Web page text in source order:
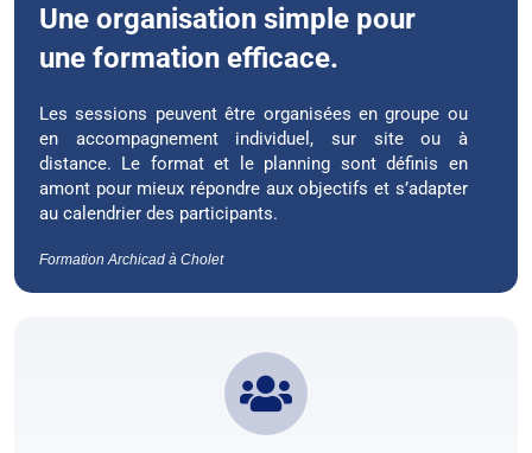
Une organisation simple pour
une formation efficace.
Les sessions peuvent être organisées en groupe ou
en accompagnement individuel, sur site ou à
distance. Le format et le planning sont définis en
amont pour mieux répondre aux objectifs et s’adapter
au calendrier des participants.
Formation Archicad à Cholet